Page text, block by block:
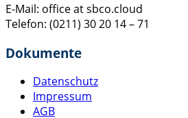
E-Mail: office at sbco.cloud
Telefon: (0211) 30 20 14 – 71
Dokumente
Datenschutz
Impressum
AGB